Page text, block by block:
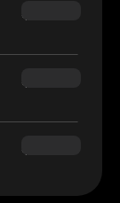
$34.95
$160.00
$180.00